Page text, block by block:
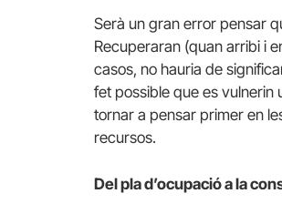
Serà un gran error pensar
Recuperaran (quan arribi i
casos, no hauria de
fet possible que es vulnerin
tornar a pensar primer en
recursos.
Del pla d’ocupació a la